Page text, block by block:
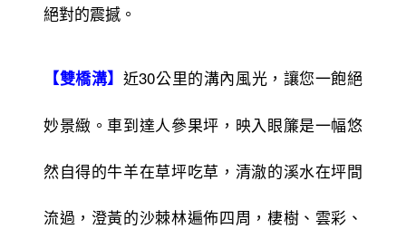
絕對的震撼。
【雙橋溝】 近30公里的溝內風光，讓您一飽絕
妙景緻。車到達人參果坪，映入眼簾是一幅悠
然自得的牛羊在草坪吃草，清澈的溪水在坪間
流過，澄黃的沙棘林遍佈四周，棲樹、雲彩、